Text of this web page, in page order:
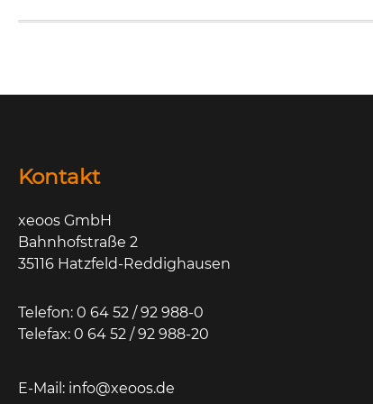
Kontakt
xeoos GmbH
Bahnhofstraße 2
35116 Hatzfeld-Reddighausen
Telefon: 0 64 52 / 92 988-0
Telefax: 0 64 52 / 92 988-20
E-Mail: info@xeoos.de